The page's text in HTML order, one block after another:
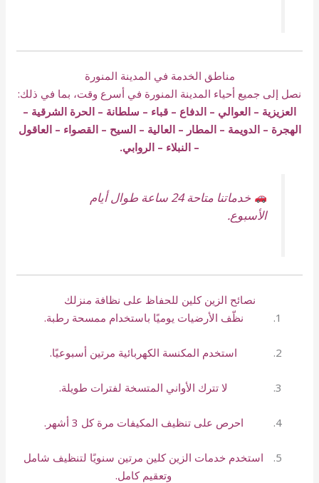
مناطق الخدمة في المدينة المنورة
نصل إلى جميع أحياء المدينة المنورة في أسرع وقت، بما في ذلك:
العزيزية – العوالي – الدفاع – قباء – سلطانة – الحرة الشرقية –
الهجرة – الدويمة – المطار – العالية – السيح – القصواء – العاقول
– النبلاء – الروابي.
خدماتنا متاحة 24 ساعة طوال أيام
الأسبوع.
نصائح الزين كلين للحفاظ على نظافة منزلك
نظّف الأرضيات يوميًا باستخدام ممسحة رطبة.
استخدم المكنسة الكهربائية مرتين أسبوعيًا.
لا تترك الأواني المتسخة لفترات طويلة.
احرص على تنظيف المكيفات مرة كل 3 أشهر.
استخدم خدمات الزين كلين مرتين سنويًا لتنظيف شامل
وتعقيم كامل.